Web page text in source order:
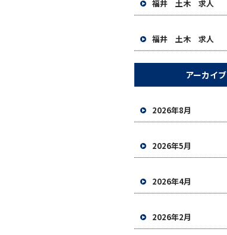
福井 土木 求人
福井 土木 求人
アーカイブ
2026年8月
2026年5月
2026年4月
2026年2月